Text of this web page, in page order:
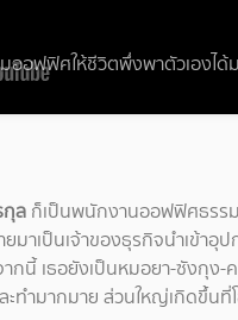
อฟฟิศให้ชีวิตพึ่งพาตัวเองได้
ล ก็เป็นพนักงานออฟฟิศธรร
มาเป็นเจ้าของธุรกิจนำเข้า
นี้ เธอยังเป็นหมอยา-ซังกุง-
ะทำมากมาย ส่วนใหญ่เกิดขึ้น